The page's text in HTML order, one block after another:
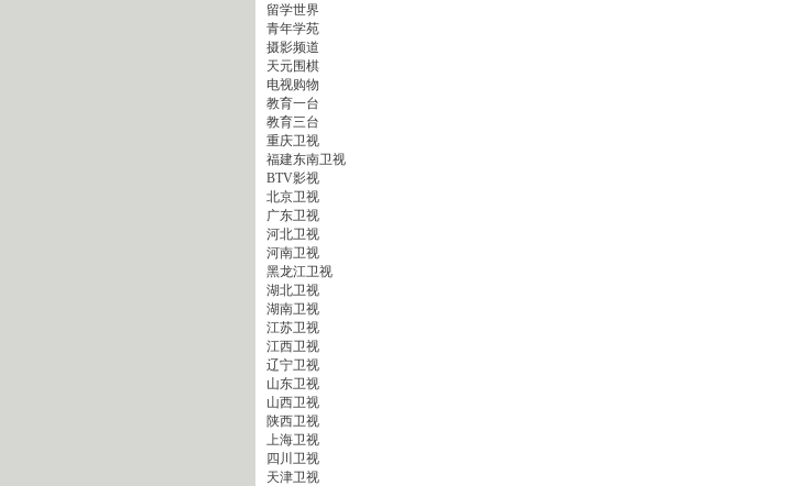
留学世界
青年学苑
摄影频道
天元围棋
电视购物
教育一台
教育三台
重庆卫视
福建东南卫视
BTV影视
北京卫视
广东卫视
河北卫视
河南卫视
黑龙江卫视
湖北卫视
湖南卫视
江苏卫视
江西卫视
辽宁卫视
山东卫视
山西卫视
陕西卫视
上海卫视
四川卫视
天津卫视